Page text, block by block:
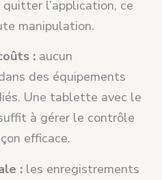
l’application, ce
manipulation.
: aucun
des équipements
Une tablette avec le
à gérer le contrôle
efficace.
: les enregistrements